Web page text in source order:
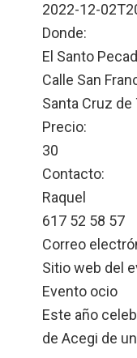
2022-12-
Donde:
El Santo
Calle San
Santa Cruz
Precio:
30
Contacto:
Raquel
617 52 58 57
Correo
Sitio web del
Evento ocio
Este año
de Acegi de